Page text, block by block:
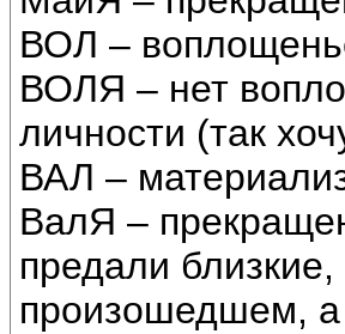
ВОЛ –
ВОЛЯ – нет
личности (так
ВАЛ –
ВалЯ –
предали
произошедшем, а